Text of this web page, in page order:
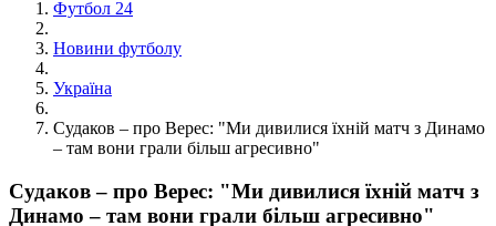
Футбол 24
Новини футболу
Україна
Судаков – про Верес: "Ми дивилися їхній матч з Динамо
– там вони грали більш агресивно"
Судаков – про Верес: "Ми дивилися їхній матч з
Динамо – там вони грали більш агресивно"